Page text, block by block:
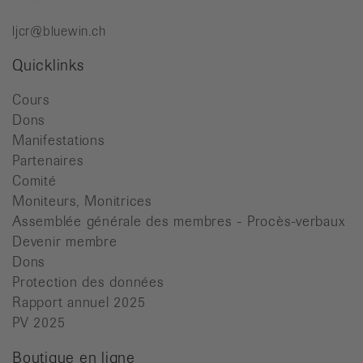
ljcr@bluewin.ch
Quicklinks
Cours
Dons
Manifestations
Partenaires
Comité
Moniteurs, Monitrices
Assemblée générale des membres - Procès-verbaux
Devenir membre
Dons
Protection des données
Rapport annuel 2025
PV 2025
Boutique en ligne